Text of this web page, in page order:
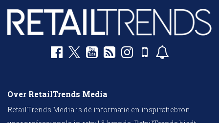
Over RetailTrends Media
RetailTrends Media is dé informatie en inspiratiebron